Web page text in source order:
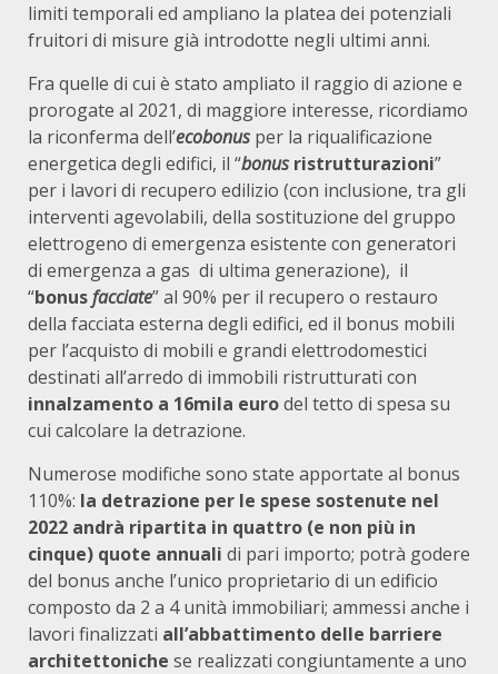
limiti temporali ed ampliano la platea dei potenziali
fruitori di misure già introdotte negli ultimi anni.
Fra quelle di cui è stato ampliato il raggio di azione e
prorogate al 2021, di maggiore interesse, ricordiamo
la riconferma dell’ecobonusper la riqualificazione
energetica degli edifici, il “bonusristrutturazioni”
per i lavori di recupero edilizio (con inclusione, tra gli
interventi agevolabili, della sostituzione del gruppo
elettrogeno di emergenza esistente con generatori
di emergenza a gas di ultima generazione), il
“bonusfacciate” al 90% per il recupero o restauro
della facciata esterna degli edifici, ed il bonus mobili
per l’acquisto di mobili e grandi elettrodomestici
destinati all’arredo di immobili ristrutturati con
innalzamento a 16mila eurodel tetto di spesa su
cui calcolare la detrazione.
Numerose modifiche sono state apportate al bonus
110%: la detrazione per le spese sostenute nel
2022 andrà ripartita in quattro (e non più in
cinque) quote annuali di pari importo; potrà godere
del bonus anche l’unico proprietario di un edificio
composto da 2 a 4 unità immobiliari; ammessi anche i
lavori finalizzati all’abbattimento delle barriere
architettoniche se realizzati congiuntamente a uno